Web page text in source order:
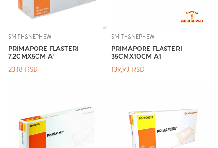
SMITH&NEPHEW
PRIMAPORE FLASTERI
7,2CMX5CM A1
23,18 RSD
SMITH&NEPHEW
PRIMAPORE FLASTERI
35CMX10CM A1
139,93 RSD